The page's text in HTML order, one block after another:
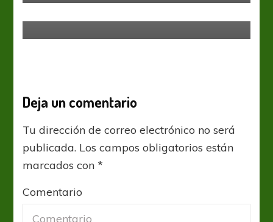
Deja un comentario
Tu dirección de correo electrónico no será
publicada. Los campos obligatorios están
marcados con*
Comentario